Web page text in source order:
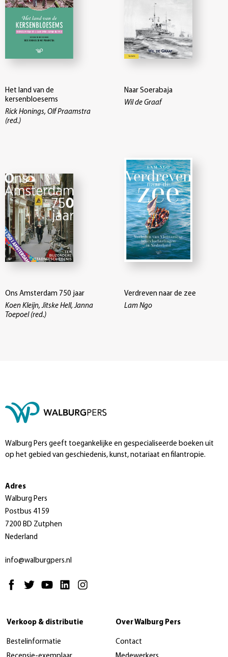
Het land van de
kersenbloesems
Rick Honings, Olf Praamstra
(red.)
Naar Soerabaja
Wil de Graaf
Ons Amsterdam 750 jaar
Koen Kleijn, Jitske Hell, Janna
Toepoel (red.)
Verdreven naar de zee
Lam Ngo
Walburg Pers geeft toegankelijke en gespecialiseerde boeken uit
op het gebied van geschiedenis, kunst, notariaat en filantropie.
Adres
Walburg Pers
Postbus 4159
7200 BD Zutphen
Nederland
info@walburgpers.nl
Verkoop & distributie
Bestelinformatie
Over Walburg Pers
Contact